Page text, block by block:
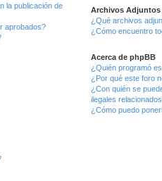
la publicación de
aprobados?
Archivos Adjuntos
¿Qué archivos
¿Cómo encuentro
Acerca de phpBB
¿Quién programó
¿Por qué este foro
¿Con quién se
ilegales
¿Cómo puedo